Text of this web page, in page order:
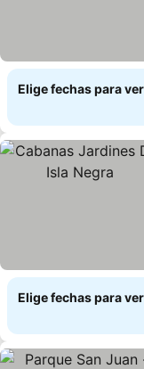
Elige fechas para
Elige fechas para